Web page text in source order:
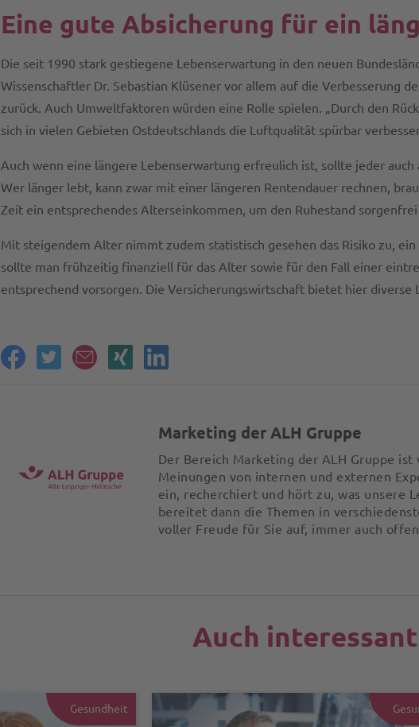
Eine gute Absicherung für ein
Die seit 1990 stark gestiegene Lebenserwartung in den neuen
Wissenschaftler Dr. Sebastian Klüsener vor allem auf die Verbesserung
zurück. Auch Umweltfaktoren würden eine Rolle spielen. „Durch den
sich in vielen Gebieten Ostdeutschlands die Luftqualität spürbar
Auch wenn eine längere Lebenserwartung erfreulich ist, sollte jeder auch
Wer länger lebt, kann zwar mit einer längeren Rentendauer rechnen,
Zeit ein entsprechendes Alterseinkommen, um den Ruhestand
Mit steigendem Alter nimmt zudem statistisch gesehen das Risiko zu,
sollte man frühzeitig finanziell für das Alter sowie für den Fall einer
entsprechend vorsorgen. Die Versicherungswirtschaft bietet hier diverse
Marketing der ALH Gruppe
Der Bereich Marketing der ALH Gruppe
Meinungen von internen und externen
ein, recherchiert und hört zu, was unsere
bereitet dann die Themen in
voller Freude für Sie auf, immer auch offen
Auch interessant
Gesundheit